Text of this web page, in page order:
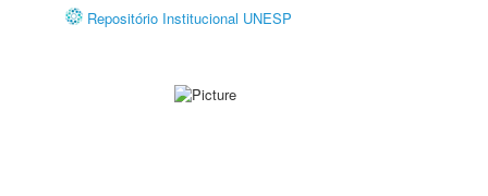
Repositório Institucional UNESP